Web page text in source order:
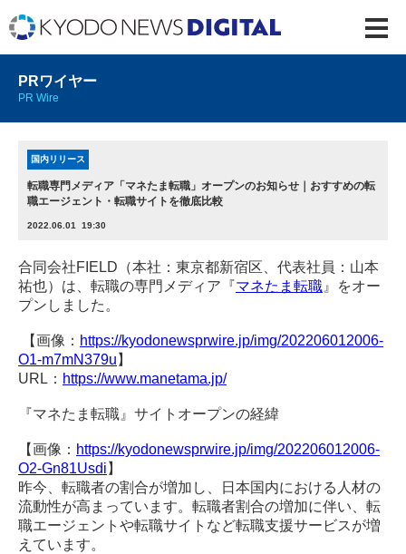
PRワイヤー
PR Wire
国内リリース
転職専門メディア「マネたま転職」オープンのお知らせ｜おすすめの転
職エージェント・転職サイトを徹底比較
2022.06.01 19:30
合同会社FIELD（本社：東京都新宿区、代表社員：山本
祐也）は、転職の専門メディア『マネたま転職 』をオー
プンしました。
【画像： https://kyodonewsprwire.jp/img/202206012006-
O1-m7mN379u 】
URL： https://www.manetama.jp/
『マネたま転職』サイトオープンの経緯
【画像： https://kyodonewsprwire.jp/img/202206012006-
O2-Gn81Usdi 】
昨今、転職者の割合が増加し、日本国内における人材の
流動性が高まっています。転職者割合の増加に伴い、転
職エージェントや転職サイトなど転職支援サービスが増
えています。